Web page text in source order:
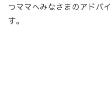
つママへみなさまのアドバ
す。